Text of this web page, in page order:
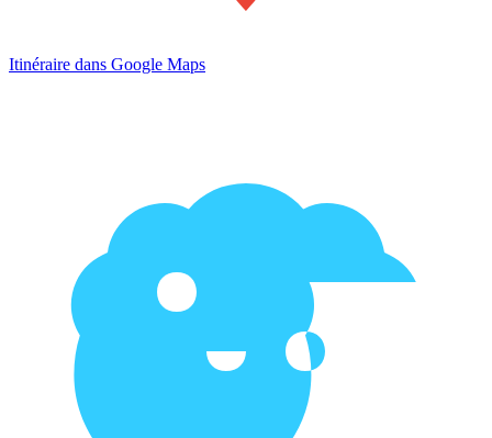
Itinéraire dans Google Maps